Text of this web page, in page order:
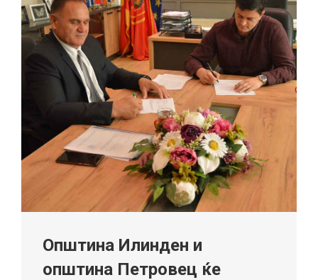
Општина Илинден и
општина Петровец ќе